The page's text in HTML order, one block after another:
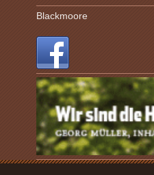
Blackmoore